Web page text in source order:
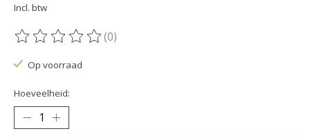
Incl. btw
De beoordeling van dit product is
(0)
Op voorraad
Hoeveelheid: